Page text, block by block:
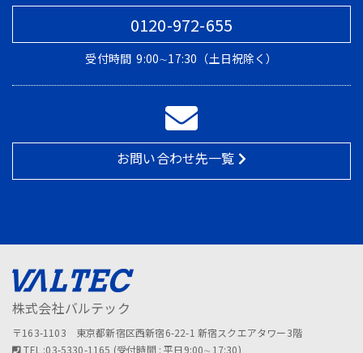
0120-972-655
受付時間 9:00∼17:30（土日祝除く）
お問い合わせ先一覧
株式会社バルテック
〒163-1103 東京都新宿区西新宿6-22-1 新宿スクエアタワー3階
TEL :03-5330-1165 (受付時間 : 平日9:00∼17:30)